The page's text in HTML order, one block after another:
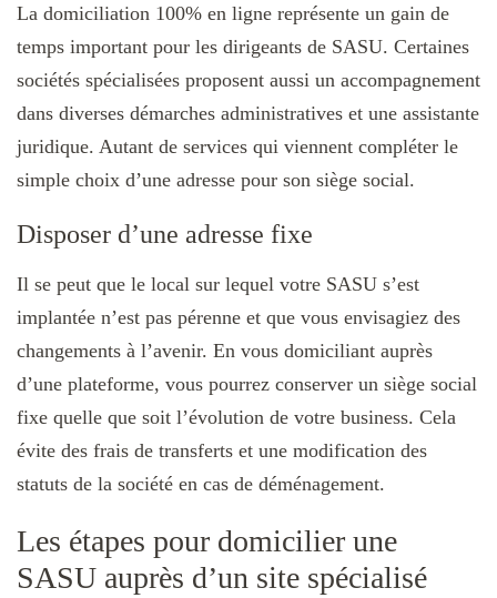
La domiciliation 100% en ligne représente un gain de
temps important pour les dirigeants de SASU. Certaines
sociétés spécialisées proposent aussi un accompagnement
dans diverses démarches administratives et une assistante
juridique. Autant de services qui viennent compléter le
simple choix d’une adresse pour son siège social.
Disposer d’une adresse fixe
Il se peut que le local sur lequel votre SASU s’est
implantée n’est pas pérenne et que vous envisagiez des
changements à l’avenir. En vous domiciliant auprès
d’une plateforme, vous pourrez conserver un siège social
fixe quelle que soit l’évolution de votre business. Cela
évite des frais de transferts et une modification des
statuts de la société en cas de déménagement.
Les étapes pour domicilier une
SASU auprès d’un site spécialisé